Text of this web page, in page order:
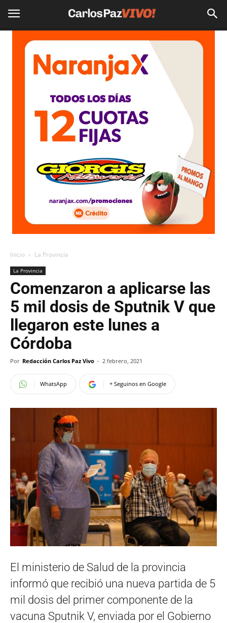
Inicio La Provincia
La Provincia
Comenzaron a aplicarse las
5 mil dosis de Sputnik V que
llegaron este lunes a
Córdoba
Por Redacción Carlos Paz Vivo - 2 febrero, 2021
WhatsApp + Seguinos en Google
El ministerio de Salud de la provincia
informó que recibió una nueva partida de 5
mil dosis del primer componente de la
vacuna Sputnik V, enviada por el Gobierno